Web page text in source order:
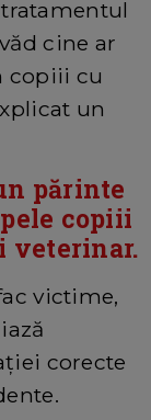
cine ar
copiii cu
un
părinte
copiii
veterinar.
victime,
corecte